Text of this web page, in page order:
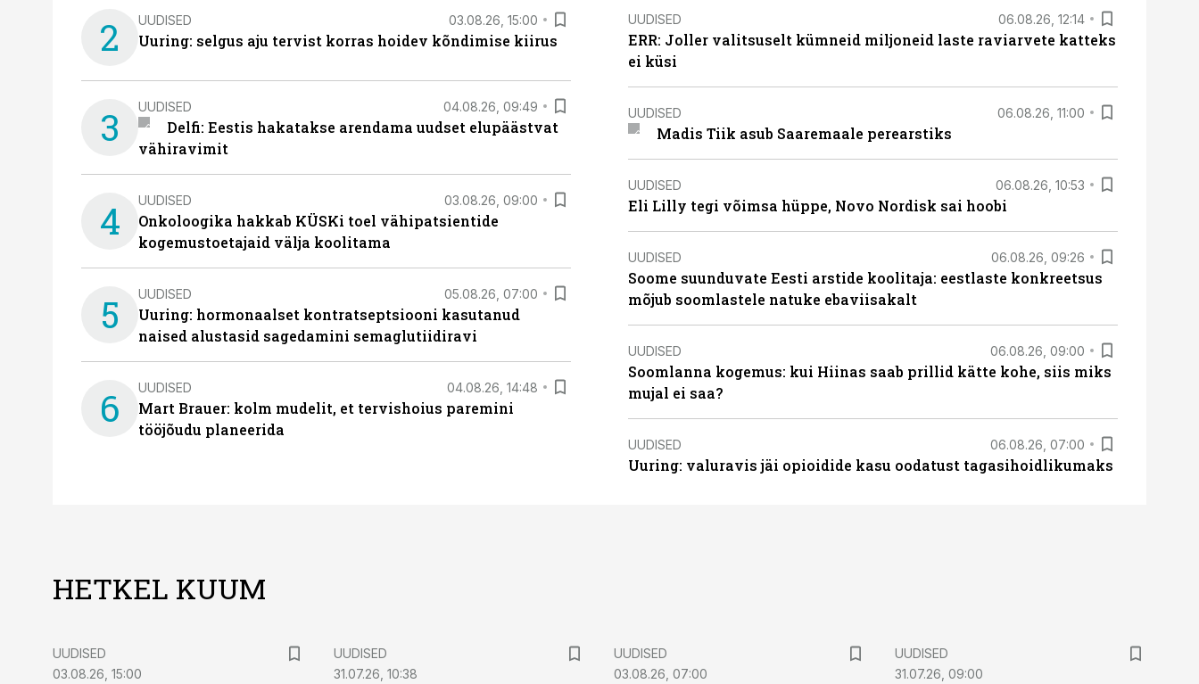
2 UUDISED 03.08.26, 15:00
Uuring: selgus aju tervist korras hoidev kõndimise kiirus
3 UUDISED 04.08.26, 09:49
Delfi: Eestis hakatakse arendama uudset elupäästvat
vähiravimit
4 UUDISED 03.08.26, 09:00
Onkoloogika hakkab KÜSKi toel vähipatsientide
kogemustoetajaid välja koolitama
5 UUDISED 05.08.26, 07:00
Uuring: hormonaalset kontratseptsiooni kasutanud
naised alustasid sagedamini semaglutiidiravi
6 UUDISED 04.08.26, 14:48
Mart Brauer: kolm mudelit, et tervishoius paremini
tööjõudu planeerida
UUDISED 06.08.26, 12:14
ERR: Joller valitsuselt kümneid miljoneid laste raviarvete katteks
ei küsi
UUDISED 06.08.26, 11:00
Madis Tiik asub Saaremaale perearstiks
UUDISED 06.08.26, 10:53
Eli Lilly tegi võimsa hüppe, Novo Nordisk sai hoobi
UUDISED 06.08.26, 09:26
Soome suunduvate Eesti arstide koolitaja: eestlaste konkreetsus
mõjub soomlastele natuke ebaviisakalt
UUDISED 06.08.26, 09:00
Soomlanna kogemus: kui Hiinas saab prillid kätte kohe, siis miks
mujal ei saa?
UUDISED 06.08.26, 07:00
Uuring: valuravis jäi opioidide kasu oodatust tagasihoidlikumaks
HETKEL KUUM
UUDISED
03.08.26, 15:00
UUDISED
31.07.26, 10:38
UUDISED
03.08.26, 07:00
UUDISED
31.07.26, 09:00